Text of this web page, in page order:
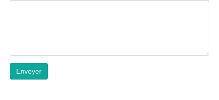
Envoyer